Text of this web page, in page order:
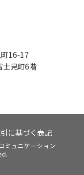
16-17
見町6階
に基づく表記
ミュニケーション